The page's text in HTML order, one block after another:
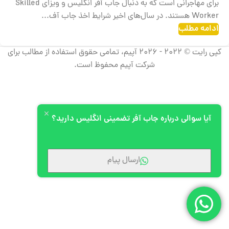
برای مهاجرانی است که به دنبال جاب آفر انگلیس و ویزای Skilled
Worker هستند. در سال‌های اخیر شرایط اخذ جاب آف...
ادامه مطلب
کپی رایت © 2022 - 2026 آپیم، تمامی حقوق استفاده از مطالب برای
شرکت آپیم محفوظ است.
آیا سوالی درباره جاب آفر تضمینی انگلیس دارید؟
ارسال پیام